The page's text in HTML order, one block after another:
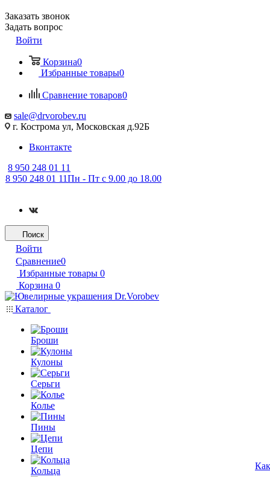
Заказать звонок
Задать вопрос
Войти
Корзина0
Избранные товары0
Сравнение товаров0
sale@drvorobev.ru
г. Кострома ул, Московская д.92Б
Вконтакте
8 950 248 01 11
8 950 248 01 11Пн - Пт с 9.00 до 18.00
Поиск
Войти
Сравнение0
Избранные товары 0
Корзина 0
Каталог
Броши
Кулоны
Серьги
Колье
Пины
Цепи
Кольца